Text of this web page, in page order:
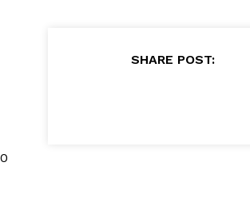
SHARE POST: